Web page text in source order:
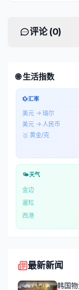
评论 (0)
🌐 生活指数
💱汇率
美元 → 瑞尔
美元 → 人民币
🥇 黄金/克
🌤️天气
金边
暹粒
西港
最新新闻
韩国